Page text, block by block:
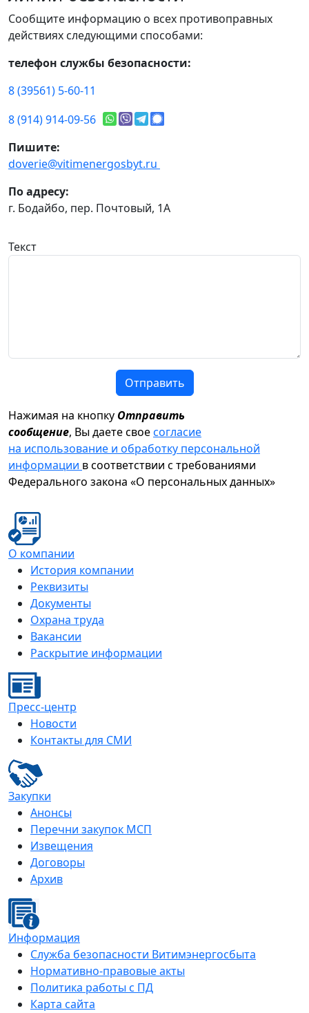
Сообщите информацию о всех противоправных
действиях следующими способами:
телефон службы безопасности:
8 (39561) 5-60-11
8 (914) 914-09-56
Пишите:
doverie@vitimenergosbyt.ru
По адресу:
г. Бодайбо, пер. Почтовый, 1А
Текст
Отправить
Нажимая на кнопку Отправить
сообщение, Вы даете своесогласие
на использование и обработку персональной
информации в соответствии с требованиями
Федерального закона «О персональных данных»
О компании
История компании
Реквизиты
Документы
Охрана труда
Вакансии
Раскрытие информации
Пресс-центр
Новости
Контакты для СМИ
Закупки
Анонсы
Перечни закупок МСП
Извещения
Договоры
Архив
Информация
Служба безопасности Витимэнергосбыта
Нормативно-правовые акты
Политика работы с ПД
Карта сайта